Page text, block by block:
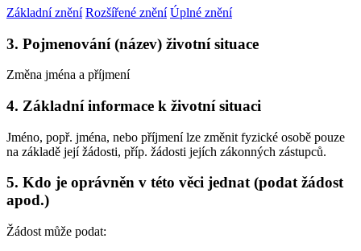
Základní znění Rozšířené znění Úplné znění
3. Pojmenování (název) životní situace
Změna jména a příjmení
4. Základní informace k životní situaci
Jméno, popř. jména, nebo příjmení lze změnit fyzické osobě pouze
na základě její žádosti, příp. žádosti jejích zákonných zástupců.
5. Kdo je oprávněn v této věci jednat (podat žádost
apod.)
Žádost může podat: